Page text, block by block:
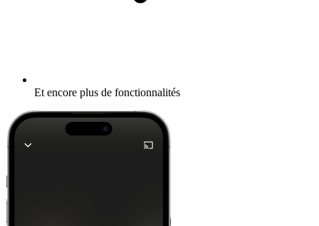
Et encore plus de fonctionnalités